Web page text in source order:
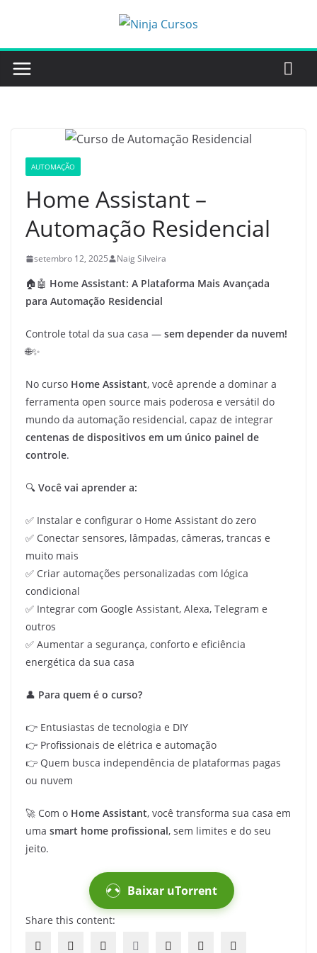
o
conteúdo
AUTOMAÇÃO
Home Assistant –
Automação Residencial
setembro 12, 2025 Naig Silveira
🏠🤖 Home Assistant: A Plataforma Mais Avançada
para Automação Residencial
Controle total da sua casa — sem depender da nuvem!
🌐✨
No curso Home Assistant, você aprende a dominar a
ferramenta open source mais poderosa e versátil do
mundo da automação residencial, capaz de integrar
centenas de dispositivos em um único painel de
controle.
🔍 Você vai aprender a:
✅ Instalar e configurar o Home Assistant do zero
✅ Conectar sensores, lâmpadas, câmeras, trancas e
muito mais
✅ Criar automações personalizadas com lógica
condicional
✅ Integrar com Google Assistant, Alexa, Telegram e
outros
✅ Aumentar a segurança, conforto e eficiência
energética da sua casa
👤 Para quem é o curso?
👉 Entusiastas de tecnologia e DIY
👉 Profissionais de elétrica e automação
👉 Quem busca independência de plataformas pagas
ou nuvem
🚀 Com o Home Assistant, você transforma sua casa em
uma smart home profissional, sem limites e do seu
jeito.
Baixar uTorrent
Share this content: